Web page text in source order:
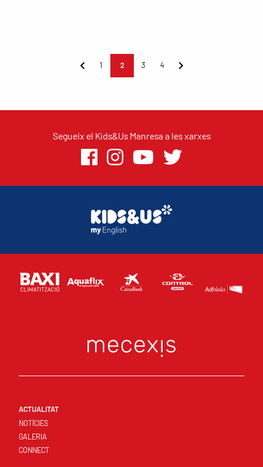
1 2 3 4
Segueix el Kids&Us Manresa a les xarxes
ACTUALITAT
NOTÍCIES
GALERIA
CONNECT